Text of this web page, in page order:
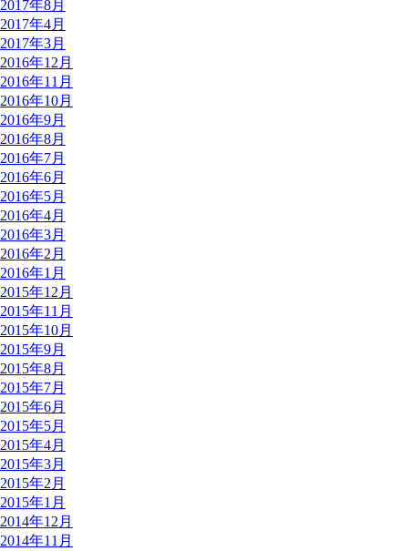
2017年8月
2017年4月
2017年3月
2016年12月
2016年11月
2016年10月
2016年9月
2016年8月
2016年7月
2016年6月
2016年5月
2016年4月
2016年3月
2016年2月
2016年1月
2015年12月
2015年11月
2015年10月
2015年9月
2015年8月
2015年7月
2015年6月
2015年5月
2015年4月
2015年3月
2015年2月
2015年1月
2014年12月
2014年11月